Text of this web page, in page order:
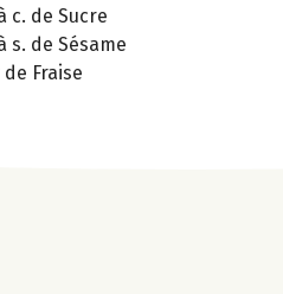
c. de Sucre
s. de Sésame
de Fraise